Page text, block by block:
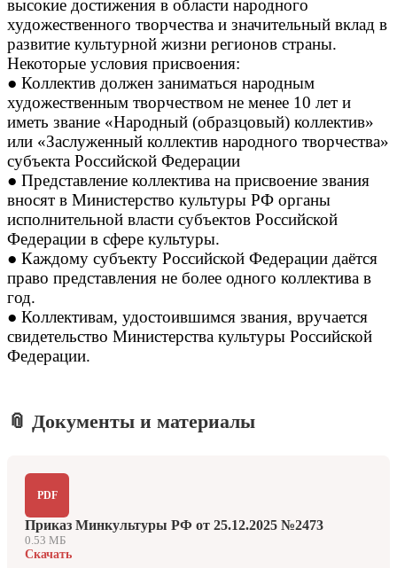
высокие достижения в области народного
художественного творчества и значительный вклад в
развитие культурной жизни регионов страны.
Некоторые условия присвоения:
● Коллектив должен заниматься народным
художественным творчеством не менее 10 лет и
иметь звание «Народный (образцовый) коллектив»
или «Заслуженный коллектив народного творчества»
субъекта Российской Федерации
● Представление коллектива на присвоение звания
вносят в Министерство культуры РФ органы
исполнительной власти субъектов Российской
Федерации в сфере культуры.
● Каждому субъекту Российской Федерации даётся
право представления не более одного коллектива в
год.
● Коллективам, удостоившимся звания, вручается
свидетельство Министерства культуры Российской
Федерации.
📎 Документы и материалы
PDF
Приказ Минкультуры РФ от 25.12.2025 №2473
0.53 МБ
Скачать